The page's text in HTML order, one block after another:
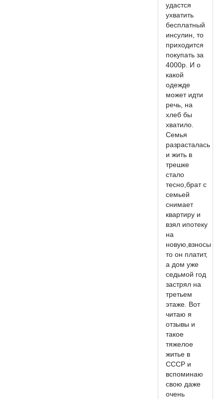
удастся
ухватить
бесплатный
инсулин, то
приходится
покупать за
4000р. И о
какой
одежде
может идти
речь, на
хлеб бы
хватило.
Семья
разрасталась
и жить в
трешке
стало
тесно,брат с
семьей
снимает
квартиру и
взял ипотеку
на
новую,взносы
то он платит,
а дом уже
седьмой год
застрял на
третьем
этаже. Вот
читаю я
отзывы и
такое
тяжелое
житье в
СССР и
вспоминаю
свою даже
очень